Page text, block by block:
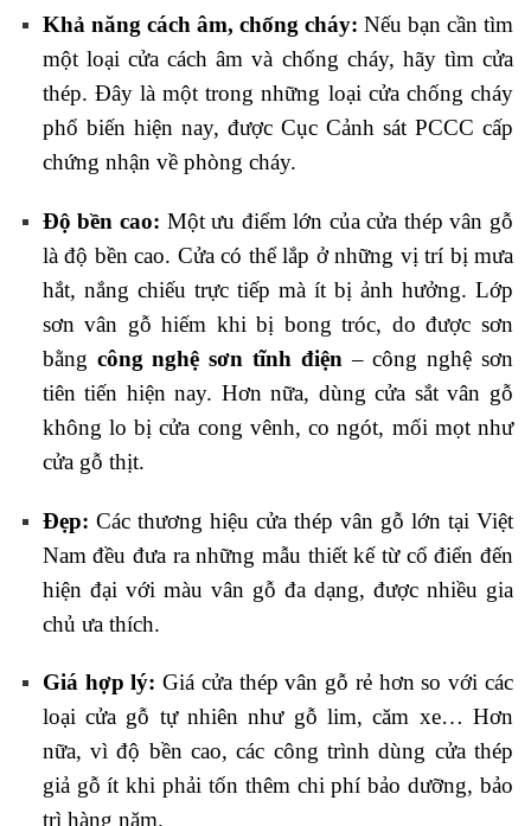
Khả năng cách âm, chống cháy: Nếu bạn cần tìm
một loại cửa cách âm và chống cháy, hãy tìm cửa
thép. Đây là một trong những loại cửa chống cháy
phổ biến hiện nay, được Cục Cảnh sát PCCC cấp
chứng nhận về phòng cháy.
Độ bền cao: Một ưu điểm lớn của cửa thép vân gỗ
là độ bền cao. Cửa có thể lắp ở những vị trí bị mưa
hắt, nắng chiếu trực tiếp mà ít bị ảnh hưởng. Lớp
sơn vân gỗ hiếm khi bị bong tróc, do được sơn
bằng công nghệ sơn tĩnh điện – công nghệ sơn
tiên tiến hiện nay. Hơn nữa, dùng cửa sắt vân gỗ
không lo bị cửa cong vênh, co ngót, mối mọt như
cửa gỗ thịt.
Đẹp: Các thương hiệu cửa thép vân gỗ lớn tại Việt
Nam đều đưa ra những mẫu thiết kế từ cổ điển đến
hiện đại với màu vân gỗ đa dạng, được nhiều gia
chủ ưa thích.
Giá hợp lý: Giá cửa thép vân gỗ rẻ hơn so với các
loại cửa gỗ tự nhiên như gỗ lim, căm xe… Hơn
nữa, vì độ bền cao, các công trình dùng cửa thép
giả gỗ ít khi phải tốn thêm chi phí bảo dưỡng, bảo
trì hàng năm.